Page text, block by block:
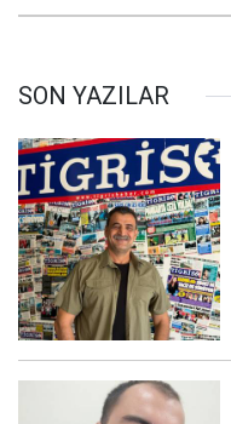
SON YAZILAR